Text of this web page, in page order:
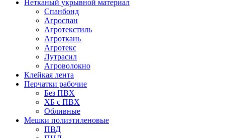
Нетканый укрывной материал
Спанбонд
Агроспан
Агротекстиль
Агроткань
Агротекс
Лутрасил
Агроволокно
Клейкая лента
Перчатки рабочие
Без ПВХ
ХБ с ПВХ
Обливные
Мешки полиэтиленовые
ПВД